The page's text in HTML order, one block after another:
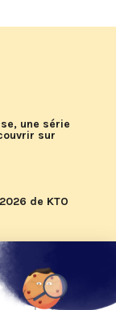
une série
sur
de KTO
Léon
KTO le